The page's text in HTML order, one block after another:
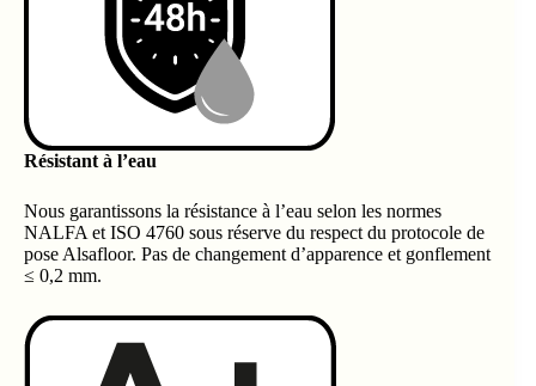
Résistant à l’eau
Nous garantissons la résistance à l’eau selon les normes
NALFA et ISO 4760 sous réserve du respect du protocole de
pose Alsafloor. Pas de changement d’apparence et gonflement
≤ 0,2 mm.